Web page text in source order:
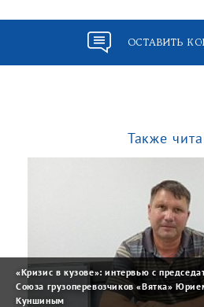
ОСТАВИТЬ
Также
«Кризис в кузове»: интервью с
Союза грузоперевозчиков «Вятка»
Куншиным